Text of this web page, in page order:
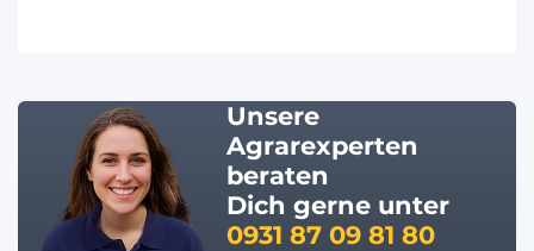
Unsere
Agrarexperten
beraten
Dich gerne unter
0931 87 09 81 80